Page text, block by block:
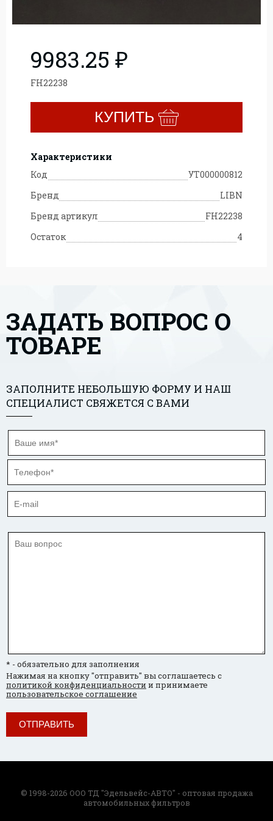
9983.25 ₽
FH22238
КУПИТЬ
Характеристики
Код
УТ000000812
Бренд
LIBN
Бренд артикул
FH22238
Остаток
4
ЗАДАТЬ ВОПРОС О
ТОВАРЕ
ЗАПОЛНИТЕ НЕБОЛЬШУЮ ФОРМУ И НАШ
СПЕЦИАЛИСТ СВЯЖЕТСЯ С ВАМИ
* - обязательно для заполнения
Нажимая на кнопку "отправить" вы соглашаетесь с
политикой конфиденциальности и принимаете
пользовательское соглашение
ОТПРАВИТЬ
© 1998-2026 ООО ТД "Эдельвейс-АВТО" - оптовая продажа
автомобильных фильтров